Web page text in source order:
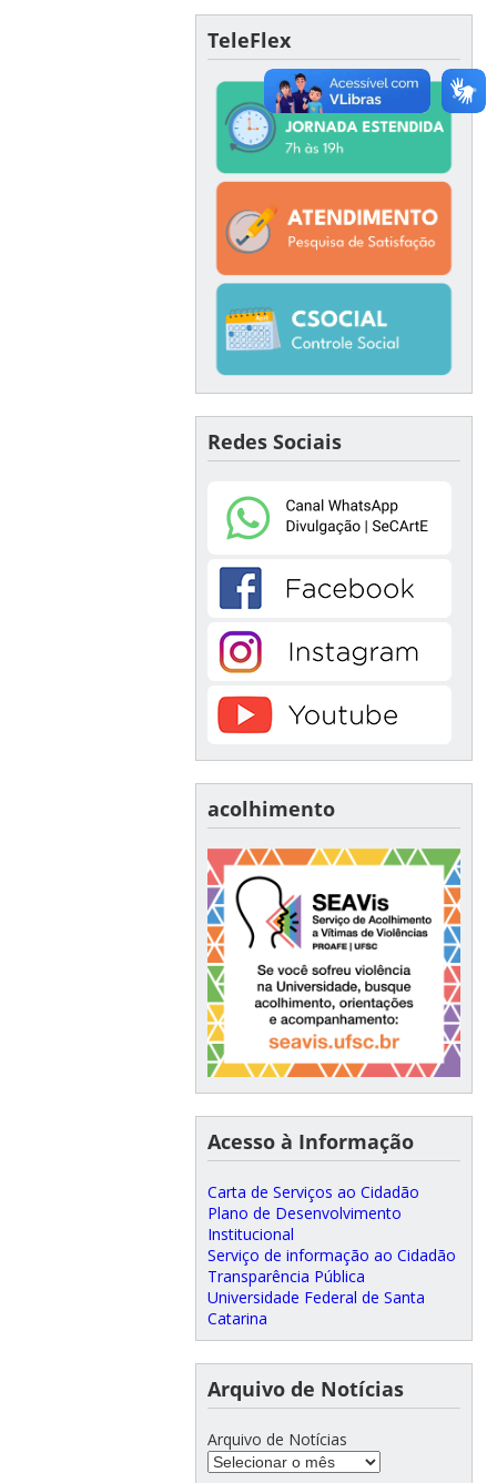
TeleFlex
Redes Sociais
acolhimento
Acesso à Informação
Carta de Serviços ao Cidadão
Plano de Desenvolvimento
Institucional
Serviço de informação ao Cidadão
Transparência Pública
Universidade Federal de Santa
Catarina
Arquivo de Notícias
Arquivo de Notícias